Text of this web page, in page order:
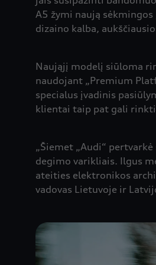
A5 žymi naują
dizaino kalba,
Naująjį modelį siūloma
naudojant „Premium
specialus įvadinis
klientai taip pat gali
„Šiemet „Audi“
degimo varikliais. Ilgus
ateities elektronikos
vadovas Lietuvoje ir